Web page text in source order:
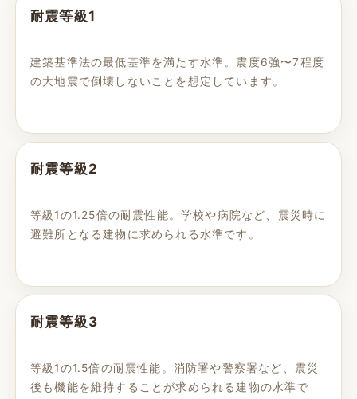
耐震等級1
建築基準法の最低基準を満たす水準。震度6強〜7程度
の大地震で倒壊しないことを想定しています。
耐震等級2
等級1の1.25倍の耐震性能。学校や病院など、震災時に
避難所となる建物に求められる水準です。
耐震等級3
等級1の1.5倍の耐震性能。消防署や警察署など、震災
後も機能を維持することが求められる建物の水準で